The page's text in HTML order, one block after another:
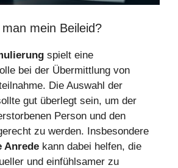
mein Beileid?
spielt eine
bei der Übermittlung von
Die Auswahl der
gut überlegt sein, um der
Person und den
zu werden. Insbesondere
Anrede kann dabei helfen, die
und einfühlsamer zu